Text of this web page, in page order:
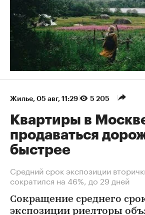
Жилье⁠, 05 авг, 11:29 5 205
Квартиры в
продаваться
быстрее
Средний срок экспозиции
сократился на 46%, до 29 дней
Сокращение среднего
экспозиции риелторы